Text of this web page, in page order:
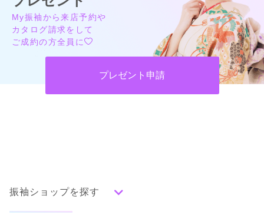
My振袖から来店予約や
カタログ請求をして
ご成約の方全員に
プレゼント申請
振袖ショップを探す